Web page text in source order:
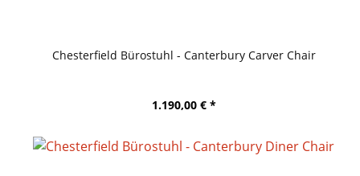
Chesterfield Bürostuhl - Canterbury Carver Chair
1.190,00 € *